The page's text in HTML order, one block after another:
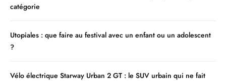
catégorie
Utopiales : que faire au festival avec un enfant ou un adolescent
?
Vélo électrique Starway Urban 2 GT : le SUV urbain qui ne fait